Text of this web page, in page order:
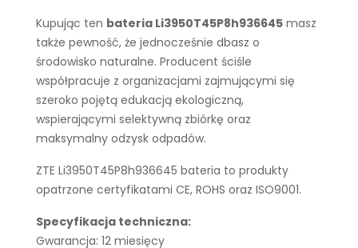
Kupując ten bateria Li3950T45P8h936645 masz
także pewność, że jednocześnie dbasz o
środowisko naturalne. Producent ściśle
współpracuje z organizacjami zajmującymi się
szeroko pojętą edukacją ekologiczną,
wspierającymi selektywną zbiórkę oraz
maksymalny odzysk odpadów.
ZTE Li3950T45P8h936645 bateria to produkty
opatrzone certyfikatami CE, ROHS oraz ISO9001.
Specyfikacja techniczna:
Gwarancja: 12 miesięcy